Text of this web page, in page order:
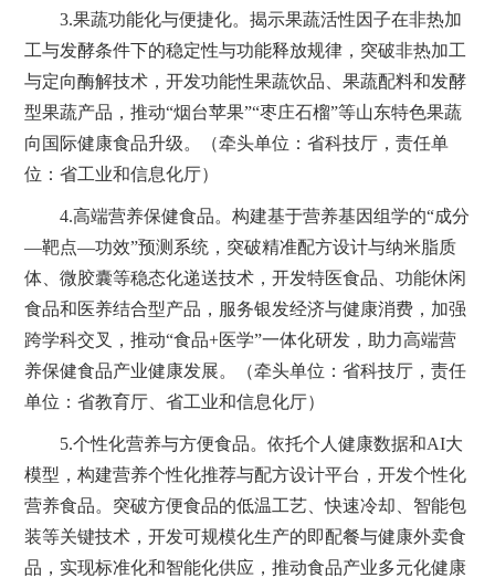
3.果蔬功能化与便捷化。揭示果蔬活性因子在非热加
工与发酵条件下的稳定性与功能释放规律，突破非热加工
与定向酶解技术，开发功能性果蔬饮品、果蔬配料和发酵
型果蔬产品，推动“烟台苹果”“枣庄石榴”等山东特色果蔬
向国际健康食品升级。（牵头单位：省科技厅，责任单
位：省工业和信息化厅）
4.高端营养保健食品。构建基于营养基因组学的“成分
—靶点—功效”预测系统，突破精准配方设计与纳米脂质
体、微胶囊等稳态化递送技术，开发特医食品、功能休闲
食品和医养结合型产品，服务银发经济与健康消费，加强
跨学科交叉，推动“食品+医学”一体化研发，助力高端营
养保健食品产业健康发展。（牵头单位：省科技厅，责任
单位：省教育厅、省工业和信息化厅）
5.个性化营养与方便食品。依托个人健康数据和AI大
模型，构建营养个性化推荐与配方设计平台，开发个性化
营养食品。突破方便食品的低温工艺、快速冷却、智能包
装等关键技术，开发可规模化生产的即配餐与健康外卖食
品，实现标准化和智能化供应，推动食品产业多元化健康